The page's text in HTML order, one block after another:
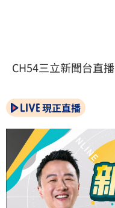
CH54三立新聞台直播
現正直播